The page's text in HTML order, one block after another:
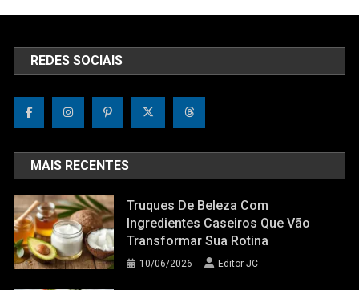
REDES SOCIAIS
MAIS RECENTES
Truques De Beleza Com
Ingredientes Caseiros Que Vão
Transformar Sua Rotina
10/06/2026 Editor JC